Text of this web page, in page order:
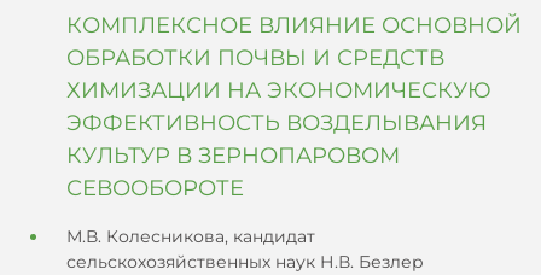
КОМПЛЕКСНОЕ ВЛИЯНИЕ ОСНОВНОЙ
ОБРАБОТКИ ПОЧВЫ И СРЕДСТВ
ХИМИЗАЦИИ НА ЭКОНОМИЧЕСКУЮ
ЭФФЕКТИВНОСТЬ ВОЗДЕЛЫВАНИЯ
КУЛЬТУР В ЗЕРНОПАРОВОМ
СЕВООБОРОТЕ
М.В. Колесникова, кандидат
сельскохозяйственных наук Н.В. Безлер